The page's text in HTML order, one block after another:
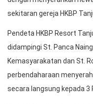
sekitaran gereja HKBP
Pendeta HKBP Resort
didampingi St. Panca
Kemasyarakatan dan St.
perbendaharaan
secara langsung kepada 3